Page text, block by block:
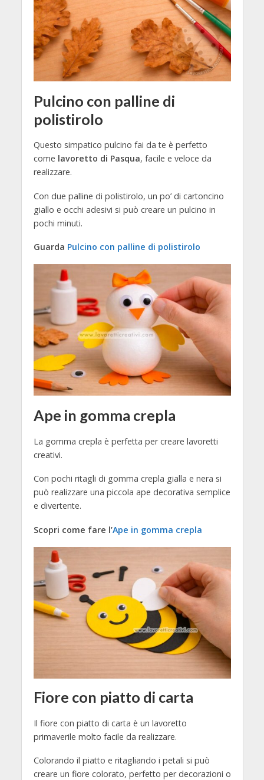
Pulcino con palline di
polistirolo
Questo simpatico pulcino fai da te è perfetto
come lavoretto di Pasqua, facile e veloce da
realizzare.
Con due palline di polistirolo, un po’ di cartoncino
giallo e occhi adesivi si può creare un pulcino in
pochi minuti.
Guarda Pulcino con palline di polistirolo
Ape in gomma crepla
La gomma crepla è perfetta per creare lavoretti
creativi.
Con pochi ritagli di gomma crepla gialla e nera si
può realizzare una piccola ape decorativa semplice
e divertente.
Scopri come fare l’Ape in gomma crepla
Fiore con piatto di carta
Il fiore con piatto di carta è un lavoretto
primaverile molto facile da realizzare.
Colorando il piatto e ritagliando i petali si può
creare un fiore colorato, perfetto per decorazioni o